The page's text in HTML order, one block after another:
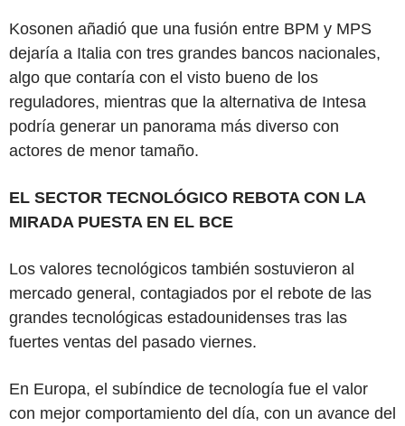
Kosonen añadió que una fusión entre BPM y MPS
dejaría a Italia con tres grandes bancos nacionales,
algo que contaría con el visto bueno de los
reguladores, mientras que la alternativa de Intesa
podría generar un panorama más diverso con
actores de menor tamaño.
EL SECTOR TECNOLÓGICO REBOTA CON LA
MIRADA PUESTA EN EL BCE
Los valores tecnológicos también sostuvieron al
mercado general, contagiados por el rebote de las
grandes tecnológicas estadounidenses tras las
fuertes ventas del pasado viernes.
En Europa, el subíndice de tecnología fue el valor
con mejor comportamiento del día, con un avance del